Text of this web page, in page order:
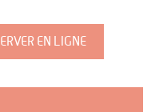
EN LIGNE